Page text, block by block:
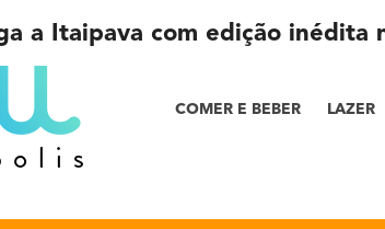
COMER E BEBER LAZER
a Itaipava com edição inédita